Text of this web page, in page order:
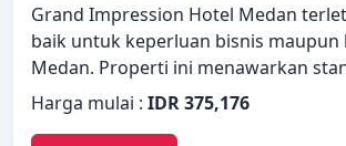
Grand Impression Hotel Medan
baik untuk keperluan bisnis maupun
Medan. Properti ini menawarkan
pelayanan dan fasilitas yang tinggi
memenuhi setiap kebutuhan semua
Harga mulai : IDR 375,176